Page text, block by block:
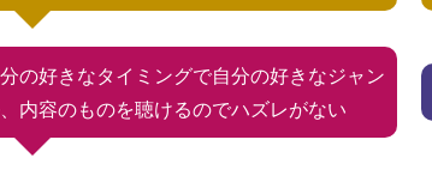
の好きなタイミングで自分の好きなジャン
内容のものを聴けるのでハズレがない